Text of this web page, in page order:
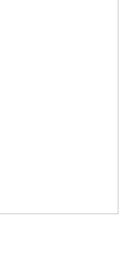
uu­del­le
vä­li­leh­del­le